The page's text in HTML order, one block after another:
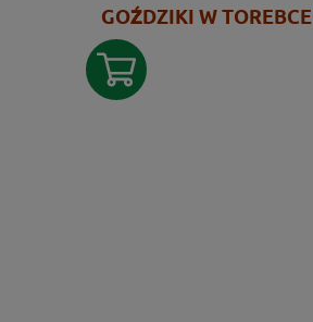
GOŹDZIKI W TOREBCE